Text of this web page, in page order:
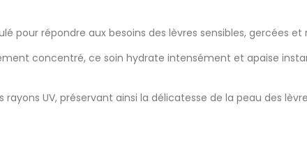
pour répondre aux besoins des lèvres sensibles, gercées et
concentré, ce soin hydrate intensément et apaise
UV, préservant ainsi la délicatesse de la peau des